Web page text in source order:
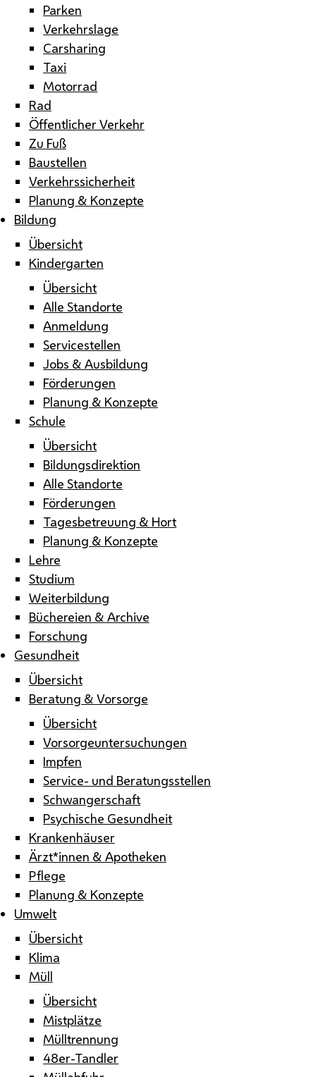
Parken
Verkehrslage
Carsharing
Taxi
Motorrad
Rad
Öffentlicher Verkehr
Zu Fuß
Baustellen
Verkehrssicherheit
Planung & Konzepte
Bildung
Übersicht
Kindergarten
Übersicht
Alle Standorte
Anmeldung
Servicestellen
Jobs & Ausbildung
Förderungen
Planung & Konzepte
Schule
Übersicht
Bildungsdirektion
Alle Standorte
Förderungen
Tagesbetreuung & Hort
Planung & Konzepte
Lehre
Studium
Weiterbildung
Büchereien & Archive
Forschung
Gesundheit
Übersicht
Beratung & Vorsorge
Übersicht
Vorsorgeuntersuchungen
Impfen
Service- und Beratungsstellen
Schwangerschaft
Psychische Gesundheit
Krankenhäuser
Ärzt*innen & Apotheken
Pflege
Planung & Konzepte
Umwelt
Übersicht
Klima
Müll
Übersicht
Mistplätze
Mülltrennung
48er-Tandler